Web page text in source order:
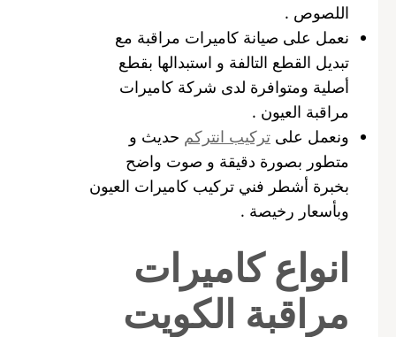
اللصوص .
نعمل على صيانة كاميرات مراقبة مع
تبديل القطع التالفة و استبدالها بقطع
أصلية ومتوافرة لدى شركة كاميرات
مراقبة العيون .
ونعمل على تركيب انتركم حديث و
متطور بصورة دقيقة و صوت واضح
بخبرة أشطر فني تركيب كاميرات العيون
وبأسعار رخيصة .
انواع كاميرات
مراقبة الكويت